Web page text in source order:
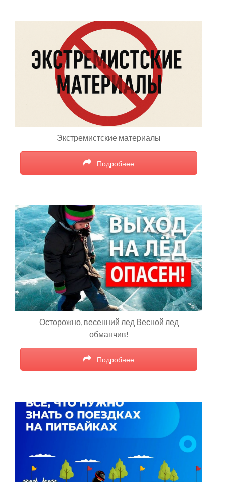
Экстремистские материалы
Подробнее
Осторожно, весенний лед Весной лед
обманчив!
Подробнее